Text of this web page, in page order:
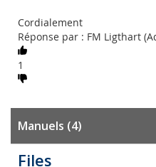
Cordialement
Réponse par : FM Ligthart
1
Manuels (4)
Files